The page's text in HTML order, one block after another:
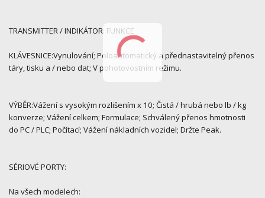
TRANSMITTER / INDIKÁTOR: FUNKCE
KLÁVESNICE:Vynulování; Poloautomatický a přednastavitelný přenos
táry, tisku a / nebo dat; V pohotovostním režimu.
VÝBĚR:Vážení s vysokým rozlišením x 10; Čistá / hrubá nebo lb / kg
konverze; Vážení celkem; Formulace; Schválený přenos hmotnosti
do PC / PLC; Počítací; Vážení nákladních vozidel; Držte Peak.
SÉRIOVÉ PORTY:
Na všech modelech: